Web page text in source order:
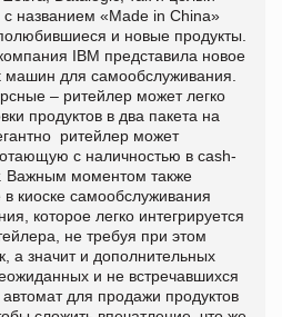
с названием «Made in China»
и новые продукты.
IBM представила новое
машин для самообслуживания.
– ритейлер может легко
продуктов в два пакета на
ритейлер может
с наличностью в cash-
Важным моментом также
киоске самообслуживания
которое легко интегрируется
не требуя при этом
а значит и дополнительных
и не встречавшихся
для продажи продуктов